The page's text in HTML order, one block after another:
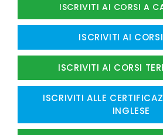
ISCRIVITI AI CORSI A
ISCRIVITI AI
ISCRIVITI AI CORSI
ISCRIVITI ALLE
INGLESE